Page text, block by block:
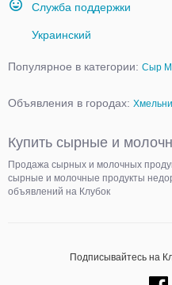
Служба поддержки
Украинский
Популярное в категории: Сыр
Объявления в городах:
Купить сырные и
Продажа сырных и молочных
сырные и молочные продукты
объявлений на Клубок
Подписывайтесь на